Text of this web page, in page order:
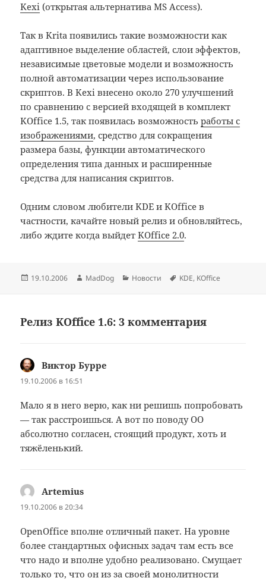
Kexi (открытая альтернатива MS Access).
Так в Krita появились такие возможности как
адаптивное выделение областей, слои эффектов,
независимые цветовые модели и возможность
полной автоматизации через использование
скриптов. В Kexi внесено около 270 улучшений
по сравнению с версией входящей в комплект
KOffice 1.5, так появилась возможностьработы с
изображениями, средство для сокращения
размера базы, функции автоматического
определения типа данных и расширенные
средства для написания скриптов.
Одним словом любители KDE и KOffice в
частности, качайте новый релиз и обновляйтесь,
либо ждите когда выйдетKOffice 2.0.
Опубликовано
19.10.2006 Автор
MadDog Рубрики
Новости Метки
KDE, KOffice
Релиз KOffice 1.6: 3 комментария
Виктор Бурре
19.10.2006 в 16:51
Мало я в него верю, как ни решишь попробовать
— так расстроишься. А вот по поводу ОО
абсолютно согласен, стоящий продукт, хоть и
тяжёленький.
Artemius
19.10.2006 в 20:34
OpenOffice вполне отличный пакет. На уровне
более стандартных офисных задач там есть все
что надо и вполне удобно реализовано. Смущает
только то, что он из за своей монолитности